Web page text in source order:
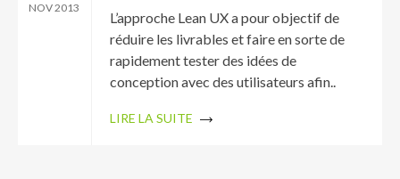
NOV 2013
L’approche Lean UX a pour objectif de
réduire les livrables et faire en sorte de
rapidement tester des idées de
conception avec des utilisateurs afin..
LIRE LA SUITE